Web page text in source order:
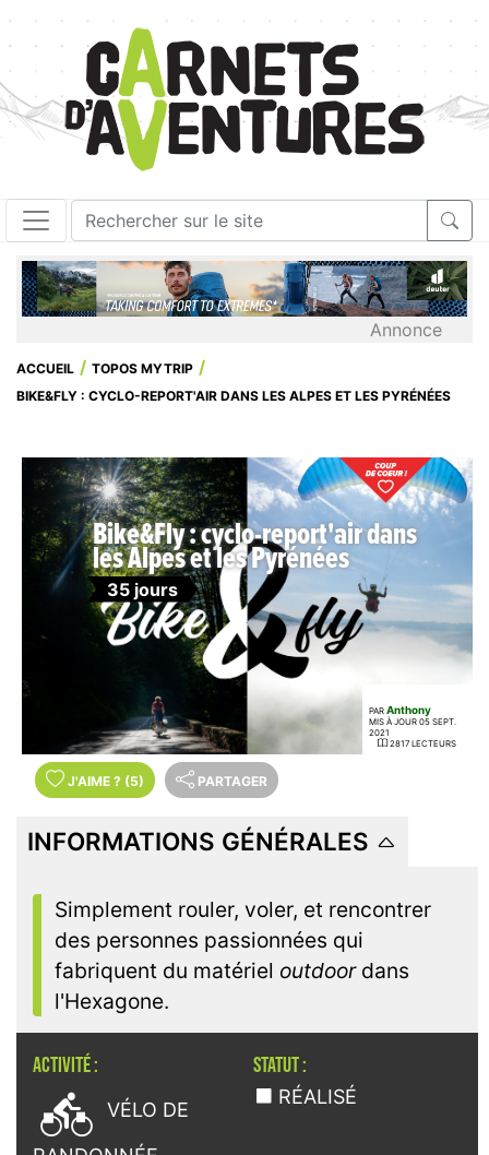
Annonce
ACCUEIL
TOPOS MYTRIP
BIKE&FLY : CYCLO-REPORT'AIR DANS LES ALPES ET LES PYRÉNÉES
Bike&Fly : cyclo-report'air dans
les Alpes et les Pyrénées
35 jours
PAR Anthony
MIS À JOUR 05 SEPT.
2021
2817 LECTEURS
J'AIME ? (5) PARTAGER
INFORMATIONS GÉNÉRALES
Simplement rouler, voler, et rencontrer
des personnes passionnées qui
fabriquent du matériel outdoordans
l'Hexagone.
ACTIVITÉ :
 VÉLO DE
STATUT :
RÉALISÉ